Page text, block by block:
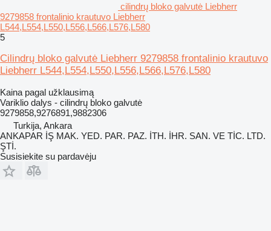
cilindrų bloko galvutė Liebherr
9279858 frontalinio krautuvo Liebherr
L544,L554,L550,L556,L566,L576,L580
5
Cilindrų bloko galvutė Liebherr 9279858 frontalinio krautuvo
Liebherr L544,L554,L550,L556,L566,L576,L580
Kaina pagal užklausimą
Variklio dalys - cilindrų bloko galvutė
9279858,9276891,9882306
Turkija, Ankara
ANKAPAR İŞ MAK. YED. PAR. PAZ. İTH. İHR. SAN. VE TİC. LTD.
ŞTİ.
Susisiekite su pardavėju